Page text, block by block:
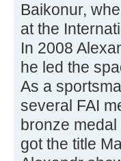
Baikonur,
at the
In 2008
he led the
As a
several FAI
bronze
got the title